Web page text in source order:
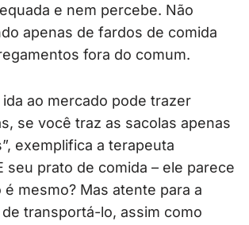
e nem percebe. Não
apenas de fardos de comida
fora do comum.
ida ao mercado pode trazer
se você traz as sacolas apenas
exemplifica a terapeuta
seu prato de comida – ele parece
é mesmo? Mas atente para a
transportá-lo, assim como